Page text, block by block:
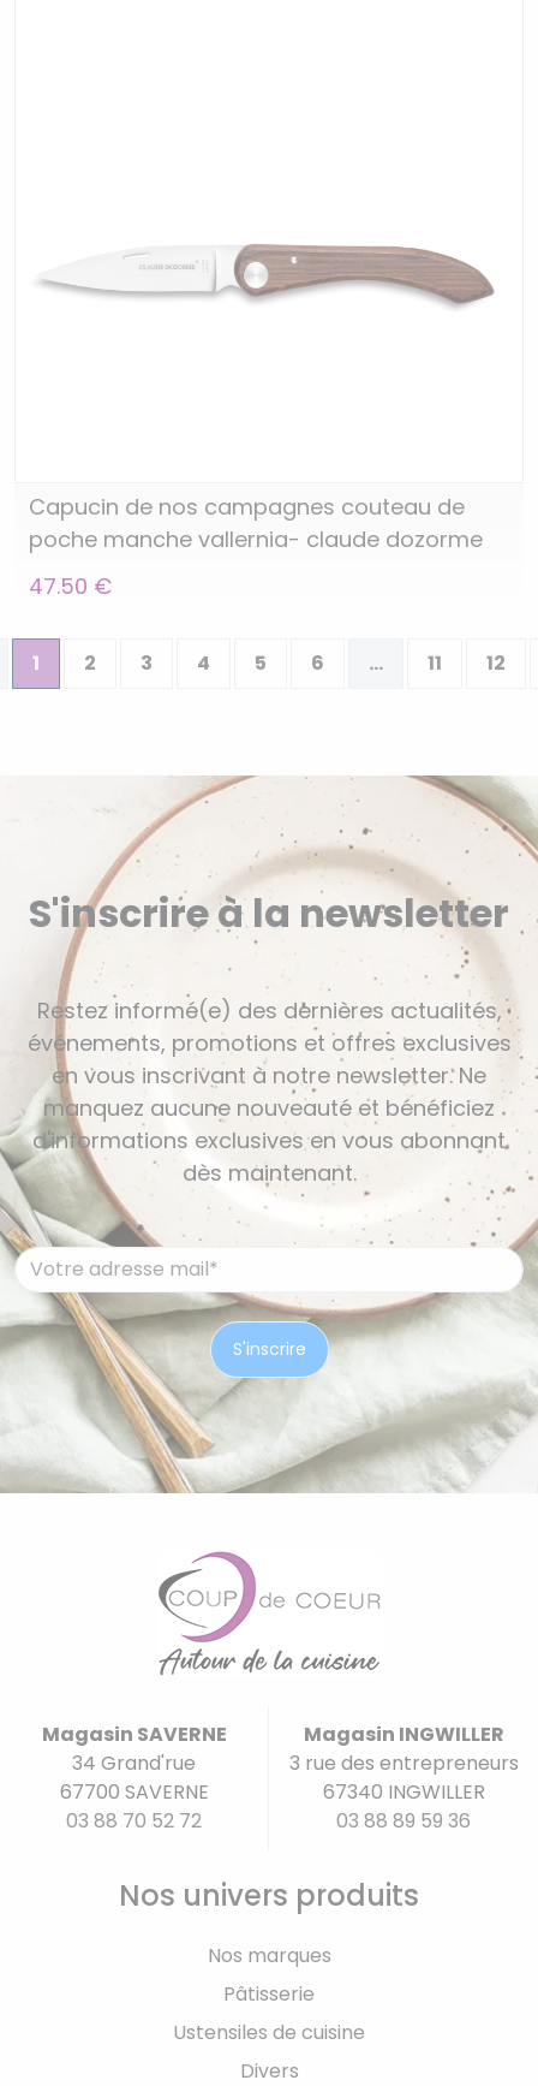
Capucin de nos campagnes couteau de
poche manche vallernia- claude dozorme
47.50 €
1 2 3 4 5 6 ... 11 12
S'inscrire à la newsletter
Restez informé(e) des dernières actualités,
événements, promotions et offres exclusives
en vous inscrivant à notre newsletter. Ne
manquez aucune nouveauté et bénéficiez
d'informations exclusives en vous abonnant
dès maintenant.
Magasin SAVERNE
34 Grand'rue
67700 SAVERNE
03 88 70 52 72
Magasin INGWILLER
3 rue des entrepreneurs
67340 INGWILLER
03 88 89 59 36
Nos univers produits
Nos marques
Pâtisserie
Ustensiles de cuisine
Divers